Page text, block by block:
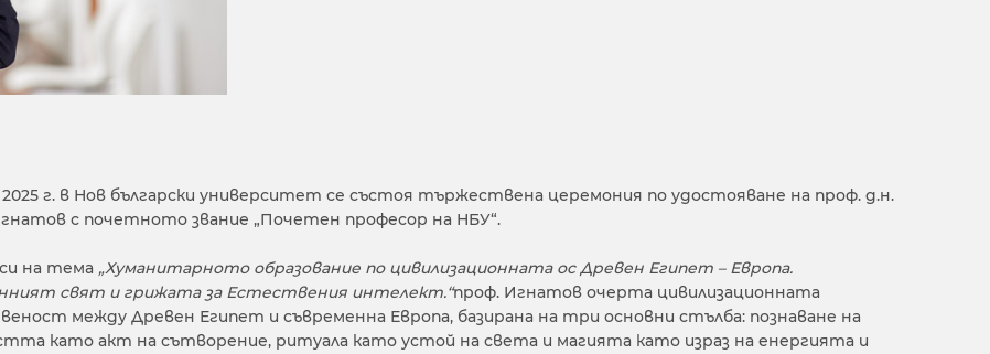
2025 г. в Нов български университет се състоя тържествена церемония по удостояване на проф. д.н.
с почетното звание „Почетен професор на НБУ“.
на тема „Хуманитарното образование по цивилизационната ос Древен Египет – Европа.
свят и грижата за Естествения интелект.“проф. Игнатов очерта цивилизационната
между Древен Египет и съвременна Европа, базирана на три основни стълба: познаване на
като акт на сътворение, ритуала като устой на света и магията като израз на енергията и